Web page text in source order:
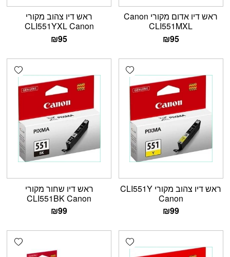
ראש דיו אדום מקורי Canon
CLI551MXL
₪95
ראש דיו צהוב מקורי
CLI551YXL Canon
₪95
Add wishlist
ראש דיו צהוב מקורי CLI551Y
Canon
₪99
ראש דיו שחור מקורי
CLI551BK Canon
₪99
Add wishlist